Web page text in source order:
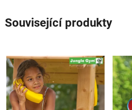
Související produkty